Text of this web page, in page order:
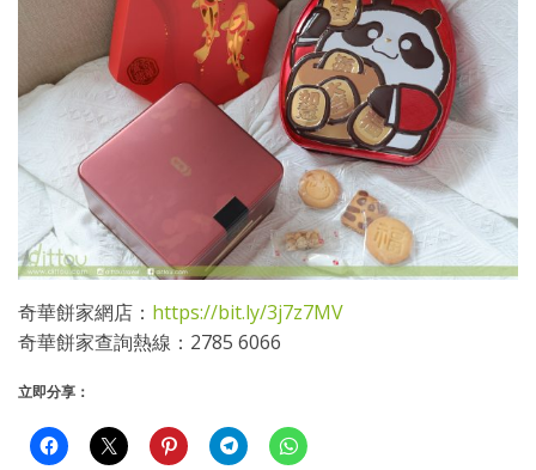
奇華餅家網店： https://bit.ly/3j7z7MV
奇華餅家查詢熱線：2785 6066
立即分享：